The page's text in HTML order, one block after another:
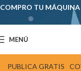
MENÚ
PUBLICA GRATIS
COMPRO TU MÁQUINA